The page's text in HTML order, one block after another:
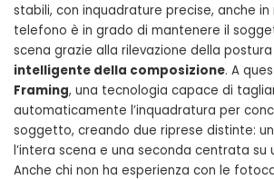
stabili, con inquadrature precise, anche in
telefono è in grado di mantenere il
scena grazie alla rilevazione della
intelligente della composizione. A
Framing, una tecnologia capace di
automaticamente l’inquadratura per
soggetto, creando due riprese distinte:
l’intera scena e una seconda centrata su
Anche chi non ha esperienza con le